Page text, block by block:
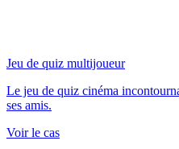
Jeu de quiz multijoueur
Le jeu de quiz cinéma
ses amis.
Voir le cas